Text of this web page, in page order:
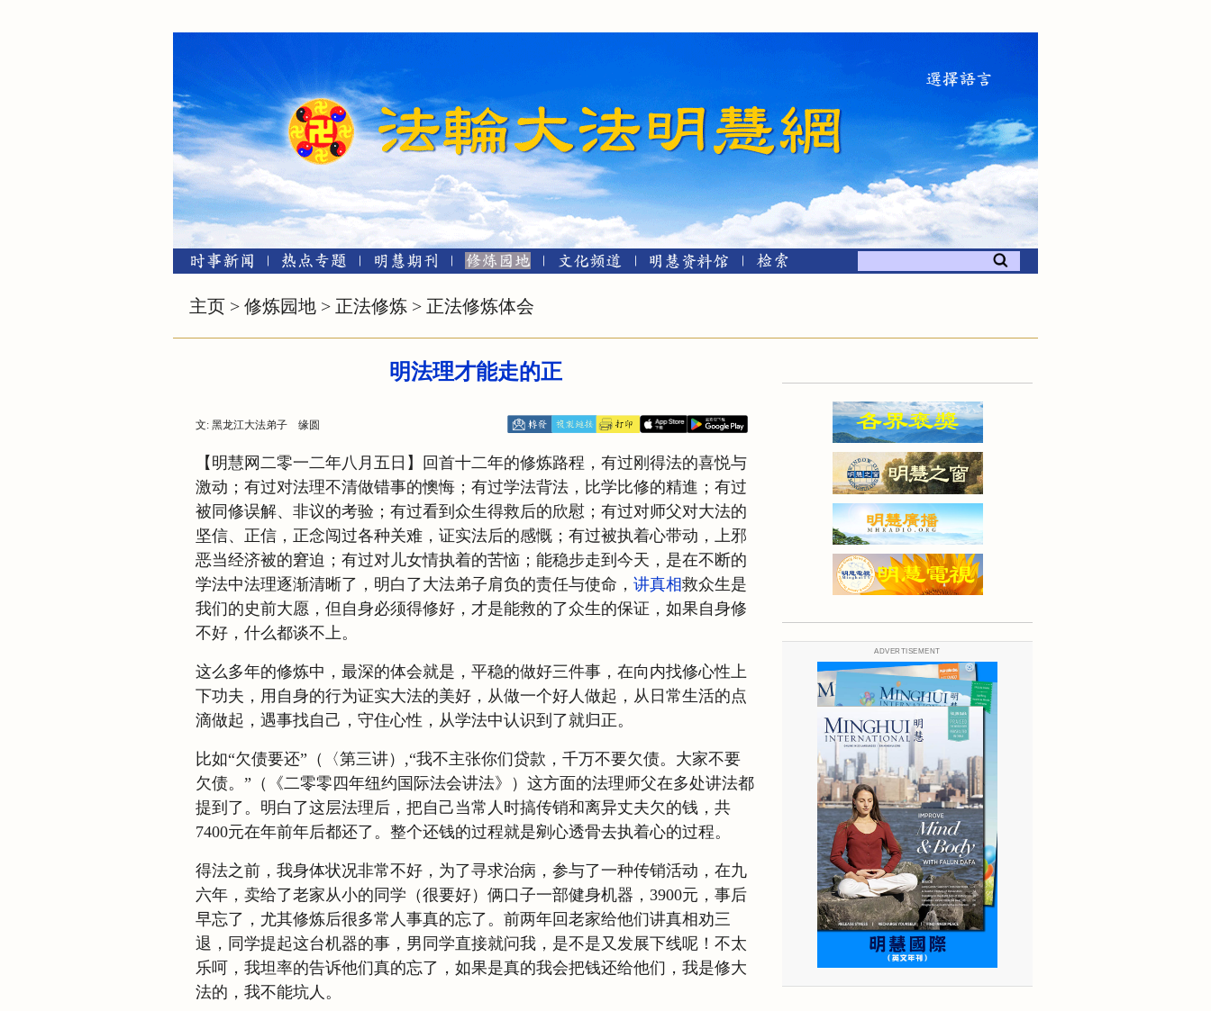
主页 > 修炼园地 > 正法修炼 > 正法修炼体会
明法理才能走的正
文: 黑龙江大法弟子 缘圆
【明慧网二零一二年八月五日】回首十二年的修炼路程，有过刚得法的喜悦与
激动；有过对法理不清做错事的懊悔；有过学法背法，比学比修的精進；有过
被同修误解、非议的考验；有过看到众生得救后的欣慰；有过对师父对大法的
坚信、正信，正念闯过各种关难，证实法后的感慨；有过被执着心带动，上邪
恶当经济被的窘迫；有过对儿女情执着的苦恼；能稳步走到今天，是在不断的
学法中法理逐渐清晰了，明白了大法弟子肩负的责任与使命， 讲真相救众生是
我们的史前大愿，但自身必须得修好，才是能救的了众生的保证，如果自身修
不好，什么都谈不上。
这么多年的修炼中，最深的体会就是，平稳的做好三件事，在向内找修心性上
下功夫，用自身的行为证实大法的美好，从做一个好人做起，从日常生活的点
滴做起，遇事找自己，守住心性，从学法中认识到了就归正。
比如“欠债要还”（
〈第三讲）,“我不主张你们贷款，千万不要欠债。大家不要
欠债。”（《二零零四年纽约国际法会讲法》）这方面的法理师父在多处讲法都
提到了。明白了这层法理后，把自己当常人时搞传销和离异丈夫欠的钱，共
7400元在年前年后都还了。整个还钱的过程就是剜心透骨去执着心的过程。
得法之前，我身体状况非常不好，为了寻求治病，参与了一种传销活动，在九
六年，卖给了老家从小的同学（很要好）俩口子一部健身机器，3900元，事后
早忘了，尤其修炼后很多常人事真的忘了。前两年回老家给他们讲真相劝三
退，同学提起这台机器的事，男同学直接就问我，是不是又发展下线呢！不太
乐呵，我坦率的告诉他们真的忘了，如果是真的我会把钱还给他们，我是修大
法的，我不能坑人。
ADVERTISEMENT